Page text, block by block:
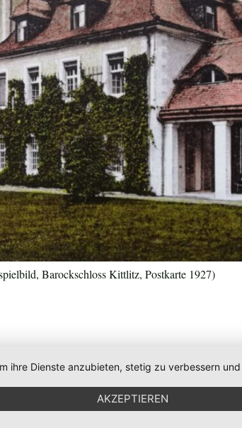
Barockschloss Kittlitz, Postkarte 1927)
ihre Dienste anzubieten, stetig zu verbessern
AKZEPTIEREN